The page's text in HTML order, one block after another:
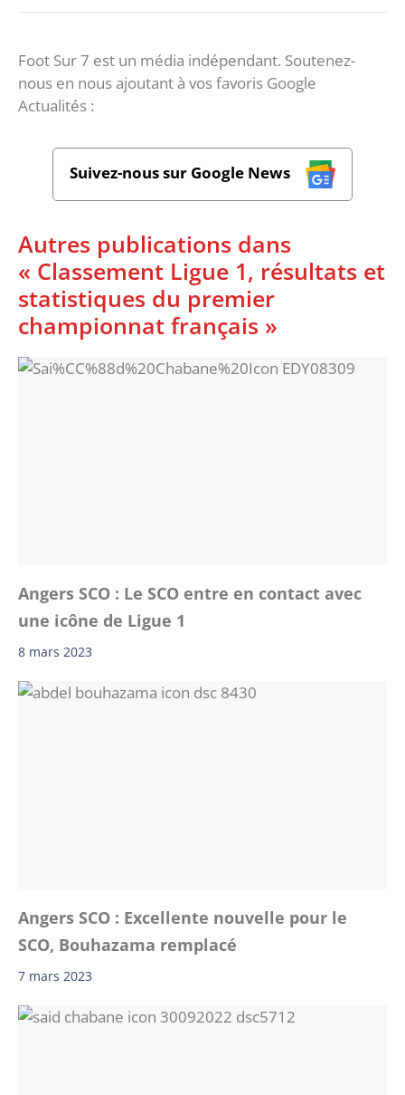
Foot Sur 7 est un média indépendant. Soutenez-
nous en nous ajoutant à vos favoris Google
Actualités :
Suivez-nous sur Google News
Autres publications dans
« Classement Ligue 1, résultats et
statistiques du premier
championnat français »
Angers SCO : Le SCO entre en contact avec
une icône de Ligue 1
8 mars 2023
Angers SCO : Excellente nouvelle pour le
SCO, Bouhazama remplacé
7 mars 2023